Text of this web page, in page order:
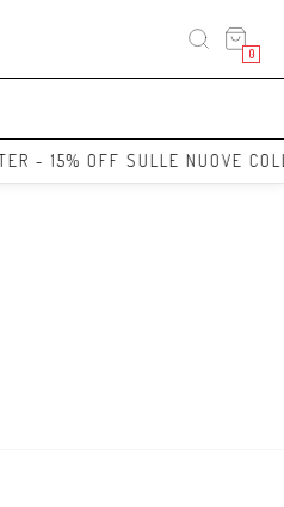
0
- 15% OFF SULLE NUOVE